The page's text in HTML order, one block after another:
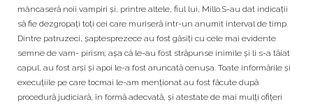
mâncaseră noii vampiri și, printre altele, fiul lui, Millo.S-au dat indicații
să fie dezgropați toți cei care muriseră într-un anumit interval de timp.
Dintre patruzeci, șaptesprezece au fost găsiți cu cele mai evidente
semne de vam- pirism; aşa că le-au fost străpunse inimile și li s-a tăiat
capul, au fost arși și apoi le-a fost aruncată cenușa. Toate informările și
execuțiile pe care tocmai le-am menționat au fost făcute după
procedură judiciară, în formă adecvată, şi atestate de mai mulți ofiţeri